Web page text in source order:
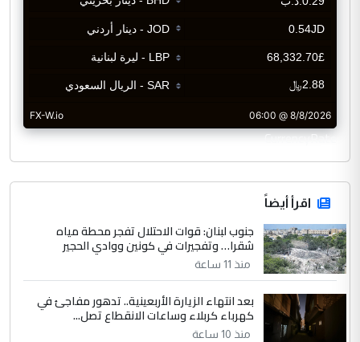
CurrencyRate
اقرأ أيضاً
جنوب لبنان: قوات الاحتلال تفجر محطة مياه
شقرا… وتفجيرات في كونين ووادي الحجير
منذ 11 ساعة
بعد انتهاء الزيارة الأربعينية.. تدهور مفاجئ في
كهرباء كربلاء وساعات الانقطاع تصل...
منذ 10 ساعة